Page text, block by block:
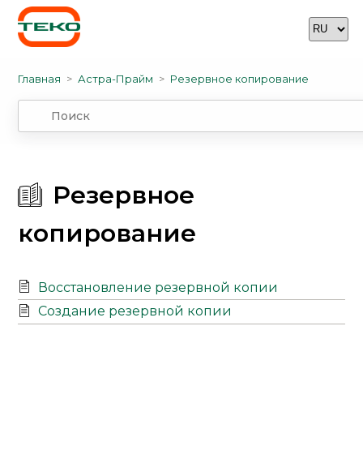
Главная Астра-Прайм Резервное копирование
Резервное
копирование
Восстановление резервной копии
Создание резервной копии